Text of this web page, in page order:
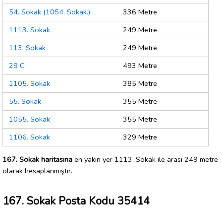
54. Sokak (1054. Sokak.)
336 Metre
1113. Sokak
249 Metre
113. Sokak
249 Metre
29 C
493 Metre
1105. Sokak
385 Metre
55. Sokak
355 Metre
1055. Sokak
355 Metre
1106. Sokak
329 Metre
167. Sokak haritasına en yakın yer 1113. Sokak ile arası 249 metre
olarak hesaplanmıştır.
167. Sokak Posta Kodu 35414